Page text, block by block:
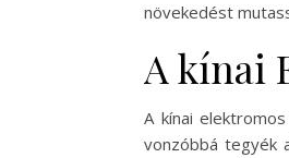
növekedést
A kínai
A kínai
vonzóbbá tegyék